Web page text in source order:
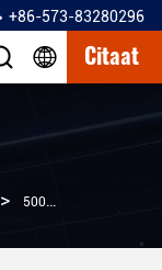
+86-573-83280296
Citaat
> 500m Stoorzender Van Het Straal1000w De Militaire Signaal Met Celluar-Banden